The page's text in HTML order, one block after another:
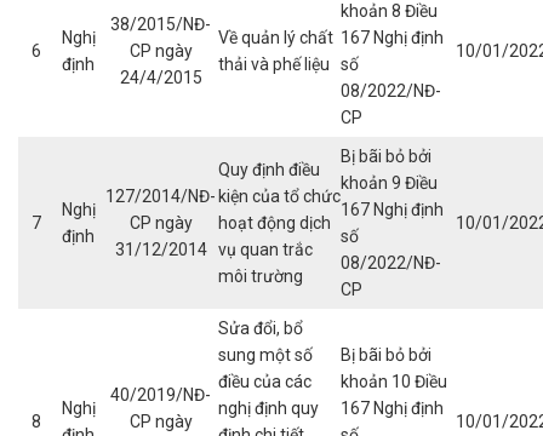
6
Nghị
định
38/2015/NĐ-
CP ngày
24/4/2015
Về quản lý chất
thải và phế liệu
khoản 8 Điều
167 Nghị định
số
08/2022/NĐ-
CP
10/01/
7
Nghị
định
127/2014/NĐ-
CP ngày
31/12/2014
Quy định điều
kiện của tổ chức
hoạt động dịch
vụ quan trắc
môi trường
Bị bãi bỏ bởi
khoản 9 Điều
167 Nghị định
số
08/2022/NĐ-
CP
10/01/
8
Nghị
40/2019/NĐ-
CP ngày
Sửa đổi, bổ
sung một số
điều của các
nghị định quy
Bị bãi bỏ bởi
khoản 10 Điều
167 Nghị định
10/01/